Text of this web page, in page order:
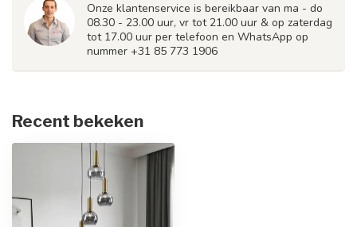
Onze klantenservice is bereikbaar van ma - do
08.30 - 23.00 uur, vr tot 21.00 uur & op zaterdag
tot 17.00 uur per telefoon en WhatsApp op
nummer +31 85 773 1906
Recent bekeken